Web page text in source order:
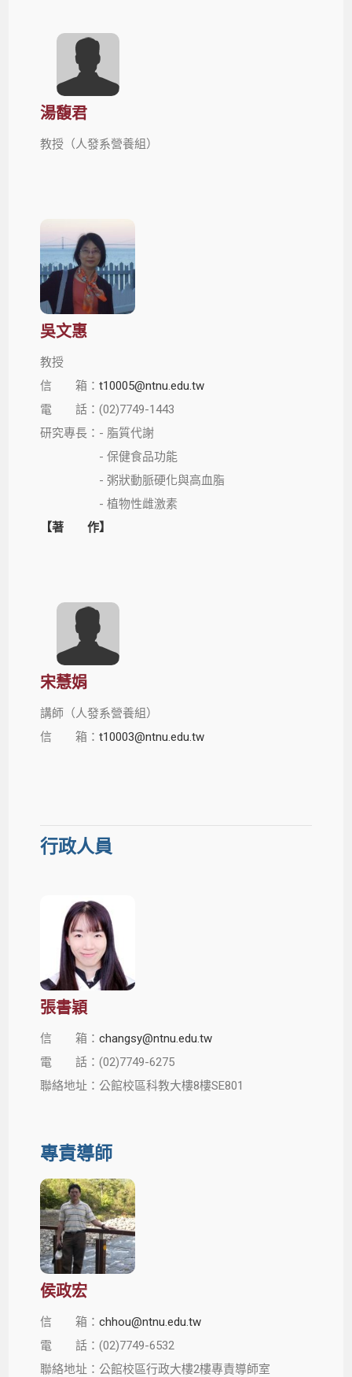
湯馥君
教授（人發系營養組）
吳文惠
教授
信 箱：t10005@ntnu.edu.tw
電 話：(02)7749-1443
研究專長：- 脂質代謝
- 保健食品功能
- 粥狀動脈硬化與高血脂
- 植物性雌激素
【著 作】
宋慧娟
講師（人發系營養組）
信 箱：t10003@ntnu.edu.tw
行政人員
張書穎
信 箱：changsy@ntnu.edu.tw
電 話：(02)7749-6275
聯絡地址：公館校區科教大樓8樓SE801
專責導師
侯政宏
信 箱：chhou@ntnu.edu.tw
電 話：(02)7749-6532
聯絡地址：公館校區行政大樓2樓專責導師室